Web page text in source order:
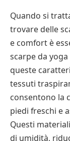
Quando si
trovare delle
e comfort è
scarpe da
queste
tessuti
consentono la
piedi freschi e
Questi
di umidità,